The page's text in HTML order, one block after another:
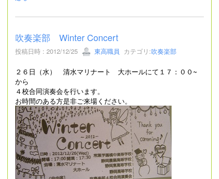
吹奏楽部 Winter Concert
投稿日時 : 2012/12/25 東高職員 カテゴリ:吹奏楽部
２６日（水） 清水マリナート 大ホールにて１７：００~
から
４校合同演奏会を行います。
お時間のある方是非ご来場ください。